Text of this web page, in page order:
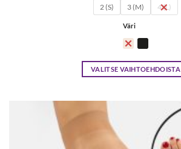
2 (S) 3 (M) 4 (L)
Väri
VALITSE VAIHTOEHDOISTA
useampi
muunnelma.